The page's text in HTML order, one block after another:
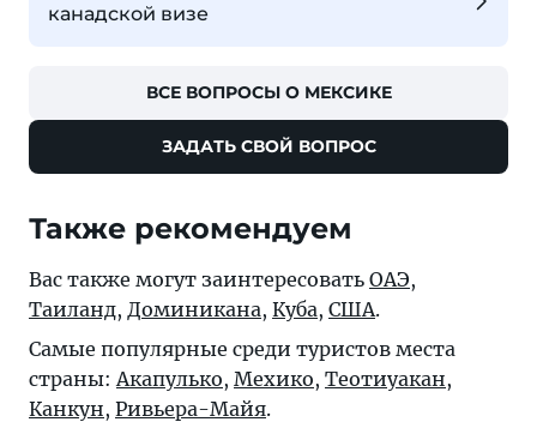
канадской визе
ВСЕ ВОПРОСЫ О МЕКСИКЕ
ЗАДАТЬ СВОЙ ВОПРОС
Также рекомендуем
Вас также могут заинтересовать ОАЭ,
Таиланд, Доминикана, Куба, США.
Самые популярные среди туристов места
страны: Акапулько, Мехико, Теотиуакан,
Канкун, Ривьера-Майя.